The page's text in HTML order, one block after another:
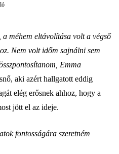
méhem eltávolítása volt a végső
Nem volt időm sajnálni sem
Emma
aki azért hallgatott eddig
elég erősnek ahhoz, hogy a
jött el az ideje.
fontosságára szeretném